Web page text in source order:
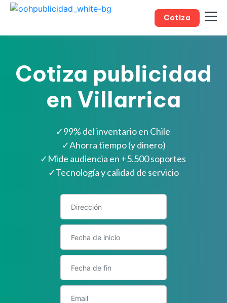
Cotiza
Cotiza publicidad
en Villarrica
✓99% del inventario en Chile
✓Ahorra tiempo (y dinero)
✓ Mide audiencia en +5.500 soportes
✓Tecnología y calidad de servicio